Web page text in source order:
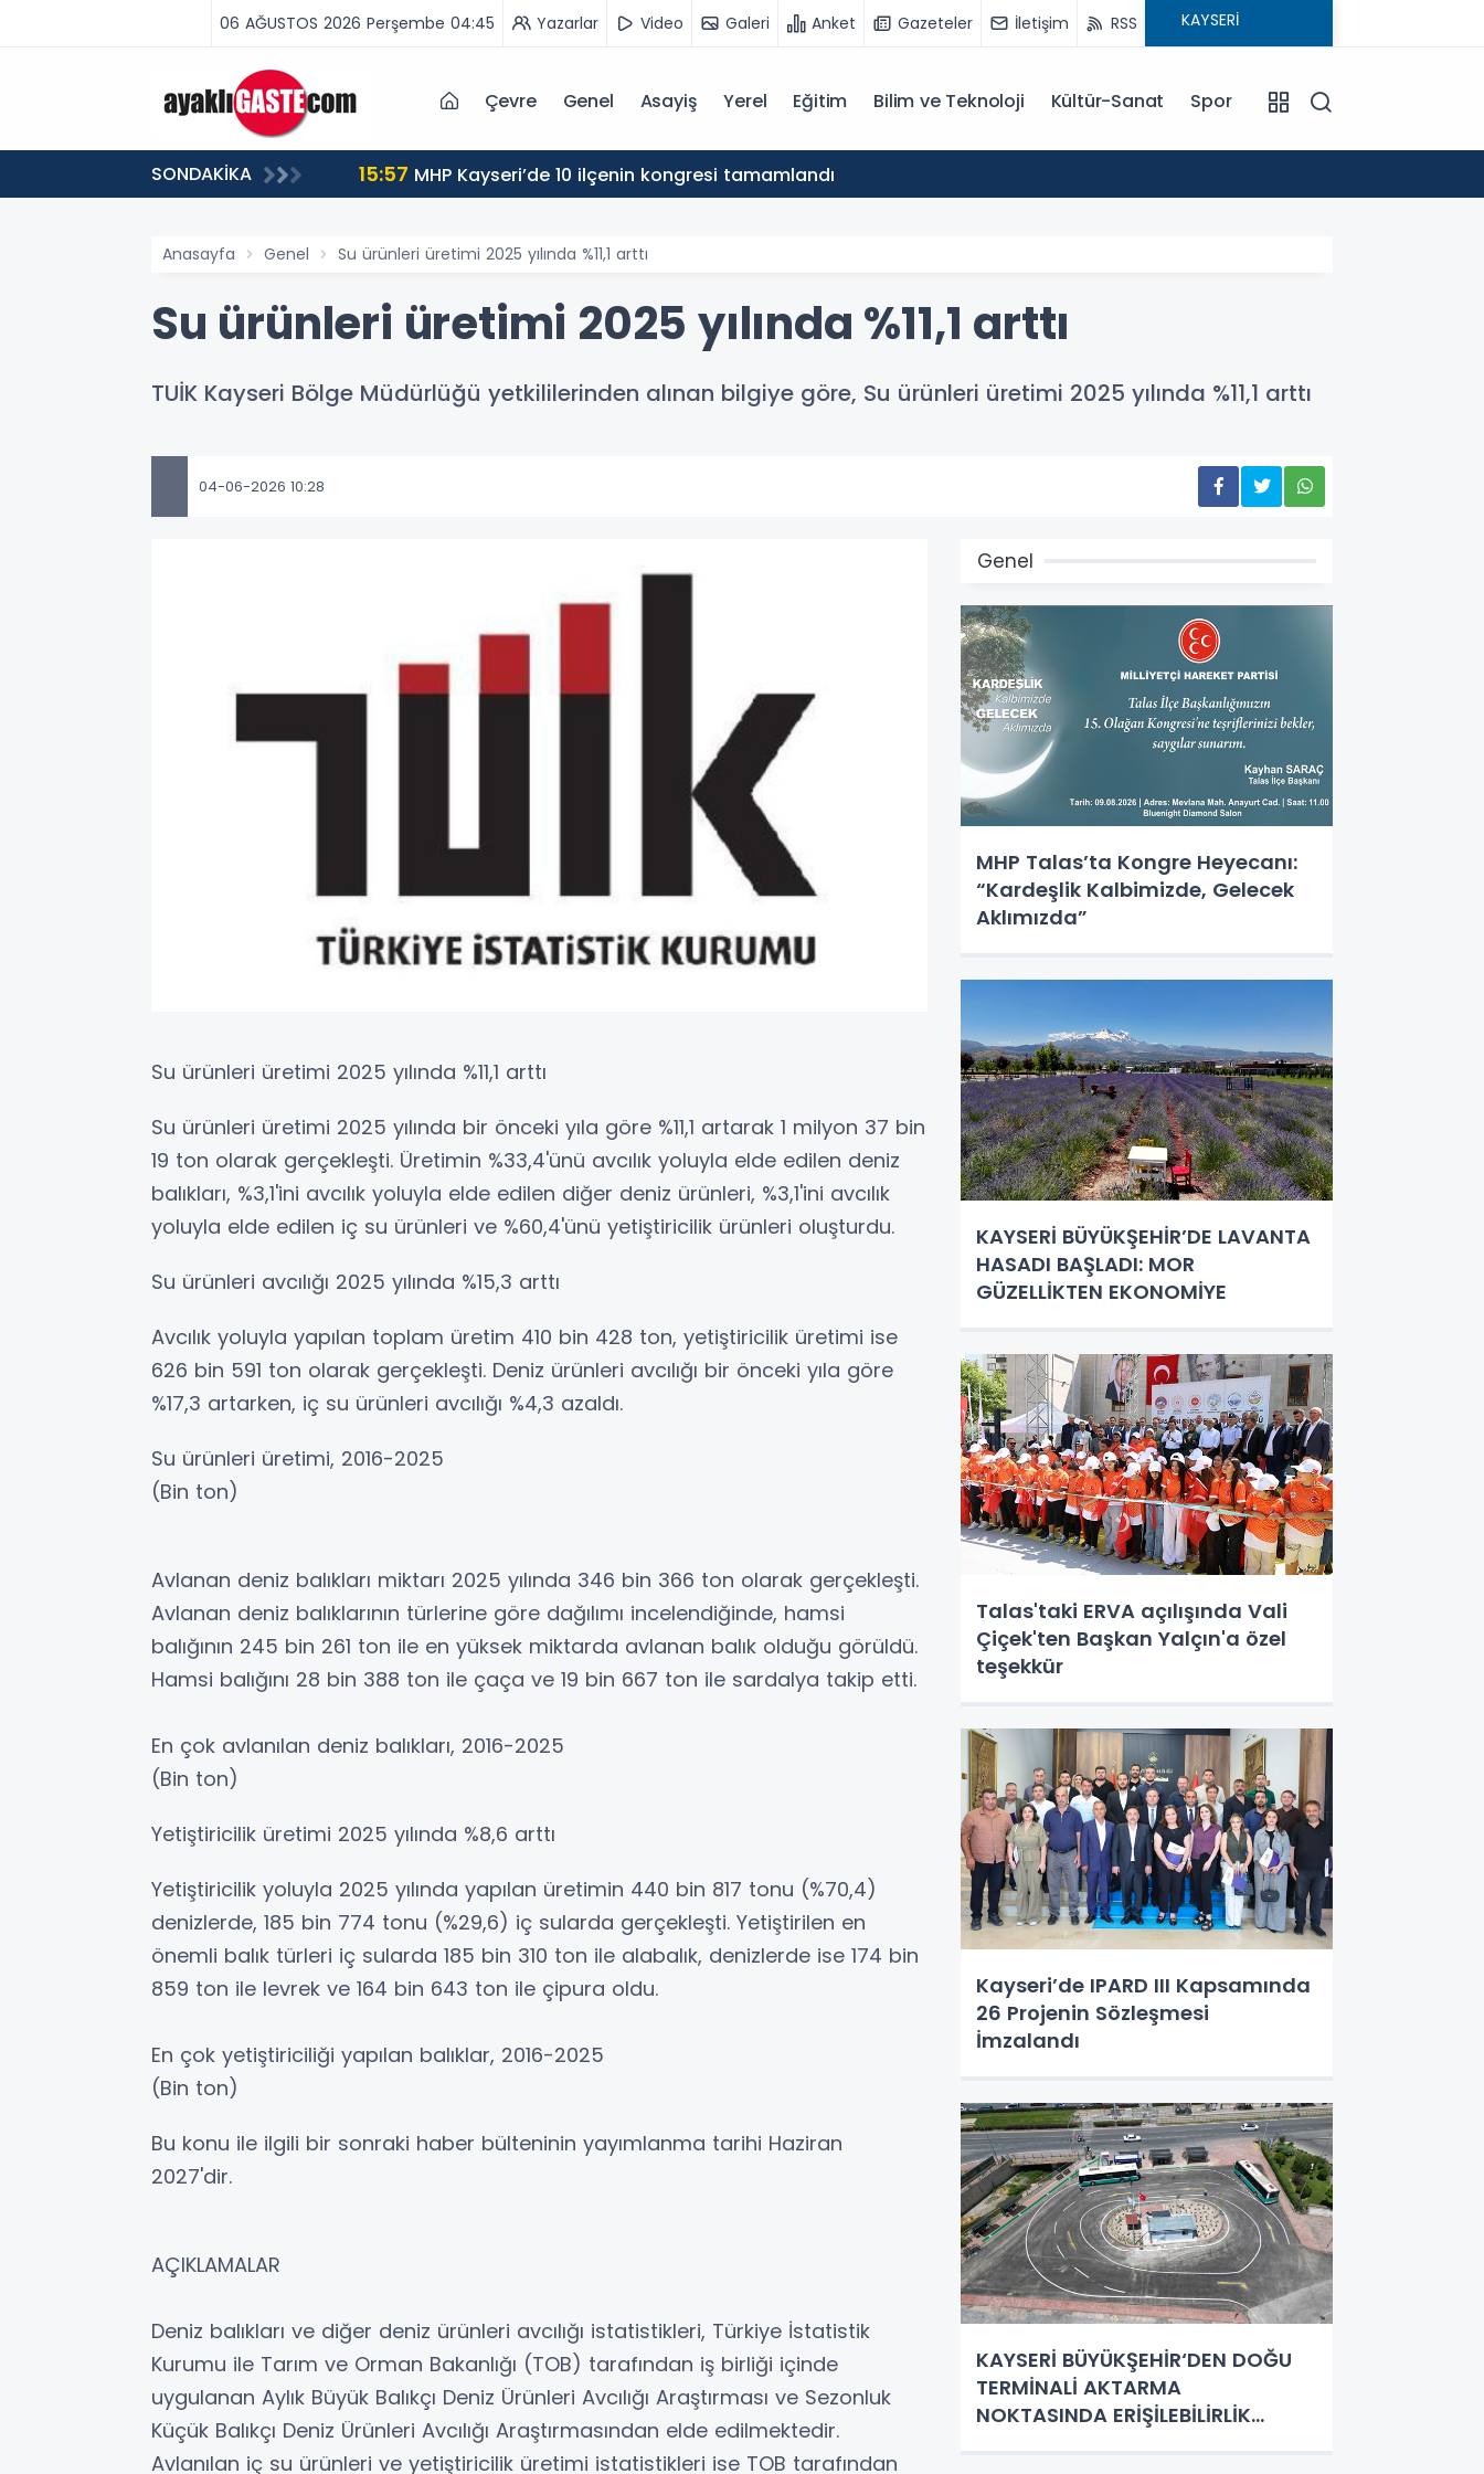
06 AĞUSTOS 2026 Perşembe 04:45 Yazarlar Video Galeri Anket Gazeteler İletişim RSS
Çevre Genel Asayiş Yerel Eğitim Bilim ve Teknoloji Kültür-Sanat Spor
SONDAKİKA 15:57 MHP Kayseri’de 10 ilçenin kongresi tamamlandı
Anasayfa Genel Su ürünleri üretimi 2025 yılında %11,1 arttı
Su ürünleri üretimi 2025 yılında %11,1 arttı
TUİK Kayseri Bölge Müdürlüğü yetkililerinden alınan bilgiye göre, Su ürünleri üretimi 2025 yılında %11,1 arttı
04-06-2026 10:28
Su ürünleri üretimi 2025 yılında %11,1 arttı
Su ürünleri üretimi 2025 yılında bir önceki yıla göre %11,1 artarak 1 milyon 37 bin
19 ton olarak gerçekleşti. Üretimin %33,4'ünü avcılık yoluyla elde edilen deniz
balıkları, %3,1'ini avcılık yoluyla elde edilen diğer deniz ürünleri, %3,1'ini avcılık
yoluyla elde edilen iç su ürünleri ve %60,4'ünü yetiştiricilik ürünleri oluşturdu.
Su ürünleri avcılığı 2025 yılında %15,3 arttı
Avcılık yoluyla yapılan toplam üretim 410 bin 428 ton, yetiştiricilik üretimi ise
626 bin 591 ton olarak gerçekleşti. Deniz ürünleri avcılığı bir önceki yıla göre
%17,3 artarken, iç su ürünleri avcılığı %4,3 azaldı.
Su ürünleri üretimi, 2016-2025
(Bin ton)
Avlanan deniz balıkları miktarı 2025 yılında 346 bin 366 ton olarak gerçekleşti.
Avlanan deniz balıklarının türlerine göre dağılımı incelendiğinde, hamsi
balığının 245 bin 261 ton ile en yüksek miktarda avlanan balık olduğu görüldü.
Hamsi balığını 28 bin 388 ton ile çaça ve 19 bin 667 ton ile sardalya takip etti.
En çok avlanılan deniz balıkları, 2016-2025
(Bin ton)
Yetiştiricilik üretimi 2025 yılında %8,6 arttı
Yetiştiricilik yoluyla 2025 yılında yapılan üretimin 440 bin 817 tonu (%70,4)
denizlerde, 185 bin 774 tonu (%29,6) iç sularda gerçekleşti. Yetiştirilen en
önemli balık türleri iç sularda 185 bin 310 ton ile alabalık, denizlerde ise 174 bin
859 ton ile levrek ve 164 bin 643 ton ile çipura oldu.
En çok yetiştiriciliği yapılan balıklar, 2016-2025
(Bin ton)
Bu konu ile ilgili bir sonraki haber bülteninin yayımlanma tarihi Haziran
2027'dir.
AÇIKLAMALAR
Deniz balıkları ve diğer deniz ürünleri avcılığı istatistikleri, Türkiye İstatistik
Kurumu ile Tarım ve Orman Bakanlığı (TOB) tarafından iş birliği içinde
uygulanan Aylık Büyük Balıkçı Deniz Ürünleri Avcılığı Araştırması ve Sezonluk
Küçük Balıkçı Deniz Ürünleri Avcılığı Araştırmasından elde edilmektedir.
Avlanılan iç su ürünleri ve yetiştiricilik üretimi istatistikleri ise TOB tarafından
Genel
MHP Talas’ta Kongre Heyecanı:
“Kardeşlik Kalbimizde, Gelecek
Aklımızda”
KAYSERİ BÜYÜKŞEHİR’DE LAVANTA
HASADI BAŞLADI: MOR
GÜZELLİKTEN EKONOMİYE
Talas'taki ERVA açılışında Vali
Çiçek'ten Başkan Yalçın'a özel
teşekkür
Kayseri’de IPARD III Kapsamında
26 Projenin Sözleşmesi
İmzalandı
KAYSERİ BÜYÜKŞEHİR‘DEN DOĞU
TERMİNALİ AKTARMA
NOKTASINDA ERİŞİLEBİLİRLİK